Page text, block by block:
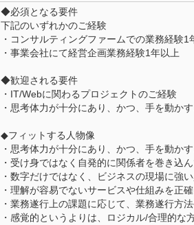
◆必須となる要件
下記のいずれかのご経験
・コンサルティングファームでの業務経験1
・事業会社にて経営企画業務経験1年以上
◆歓迎される要件
・IT/Webに関わるプロジェクトのご経験
・思考体力が十分にあり、かつ、手を動か
◆フィットする人物像
・思考体力が十分にあり、かつ、手を動か
・受け身ではなく自発的に関係者を巻き込
・数字だけではなく、ビジネスの現場に強
・理解が容易でないサービスや仕組みを正
・業務遂行上の課題に応じて、業務遂行方
・感覚的というよりは、ロジカル/合理的な